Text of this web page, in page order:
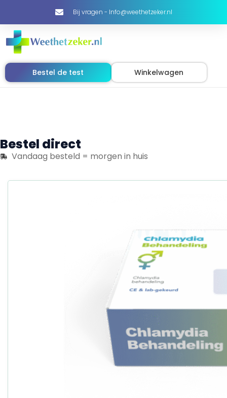
Bij vragen - Info@weethetzeker.nl
Bestel de test Winkelwagen
Bestel direct
Vandaag besteld = morgen in huis